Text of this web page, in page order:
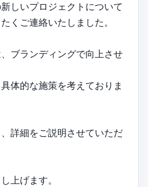
しいプロジェクトについて
くご連絡いたしました。
ブランディングで向上させ
体的な施策を考えておりま
詳細をご説明させていただ
上げます。